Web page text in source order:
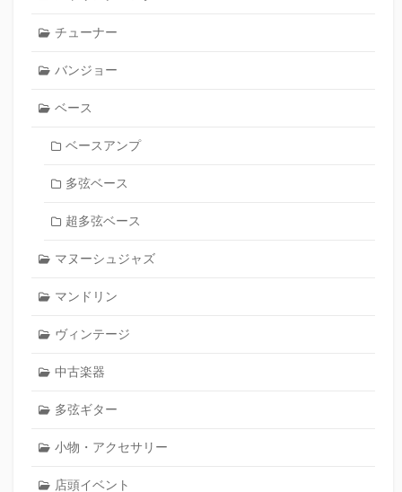
チューナー
バンジョー
ベース
ベースアンプ
多弦ベース
超多弦ベース
マヌーシュジャズ
マンドリン
ヴィンテージ
中古楽器
多弦ギター
小物・アクセサリー
店頭イベント